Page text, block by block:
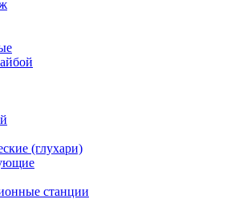
(глухари)
станции